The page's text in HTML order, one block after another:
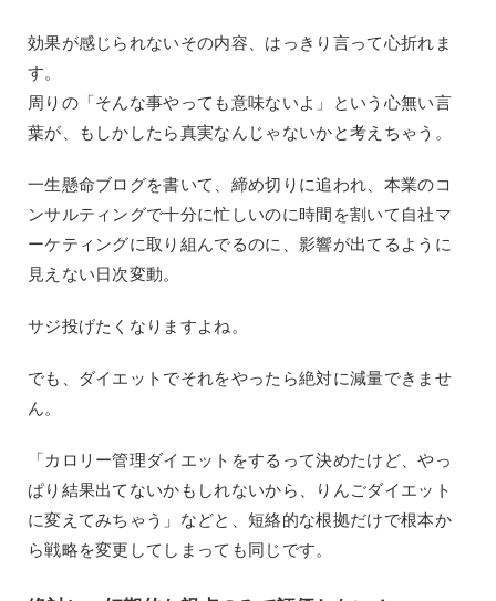
効果が感じられないその内容、はっきり言って心折れま
す。
周りの「そんな事やっても意味ないよ」という心無い言
葉が、もしかしたら真実なんじゃないかと考えちゃう。
一生懸命ブログを書いて、締め切りに追われ、本業のコ
ンサルティングで十分に忙しいのに時間を割いて自社マ
ーケティングに取り組んでるのに、影響が出てるように
見えない日次変動。
サジ投げたくなりますよね。
でも、ダイエットでそれをやったら絶対に減量できませ
ん。
「カロリー管理ダイエットをするって決めたけど、やっ
ぱり結果出てないかもしれないから、りんごダイエット
に変えてみちゃう」などと、短絡的な根拠だけで根本か
ら戦略を変更してしまっても同じです。